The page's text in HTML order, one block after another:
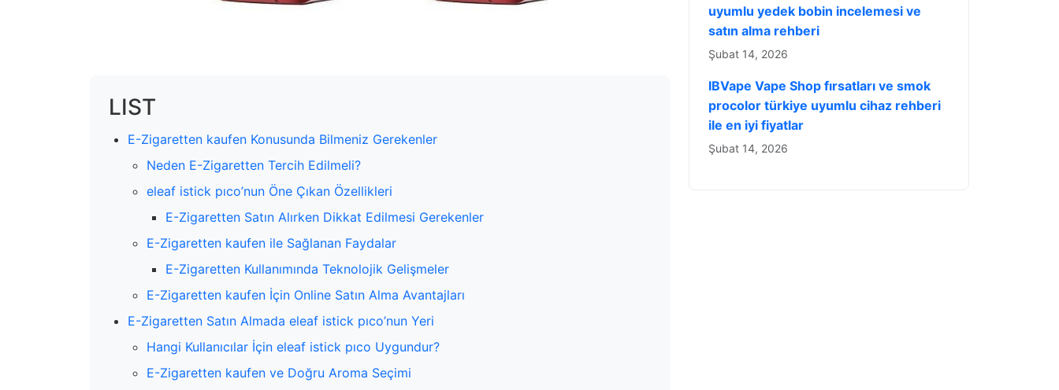
LIST
E-Zigaretten kaufen Konusunda Bilmeniz Gerekenler
Neden E-Zigaretten Tercih Edilmeli?
eleaf istick pıco’nun Öne Çıkan Özellikleri
E-Zigaretten Satın Alırken Dikkat Edilmesi Gerekenler
E-Zigaretten kaufen ile Sağlanan Faydalar
E-Zigaretten Kullanımında Teknolojik Gelişmeler
E-Zigaretten kaufen İçin Online Satın Alma Avantajları
E-Zigaretten Satın Almada eleaf istick pıco’nun Yeri
Hangi Kullanıcılar İçin eleaf istick pıco Uygundur?
E-Zigaretten kaufen ve Doğru Aroma Seçimi
uyumlu yedek bobin incelemesi ve
satın alma rehberi
Şubat 14, 2026
IBVape Vape Shop fırsatları ve smok
procolor türkiye uyumlu cihaz rehberi
ile en iyi fiyatlar
Şubat 14, 2026